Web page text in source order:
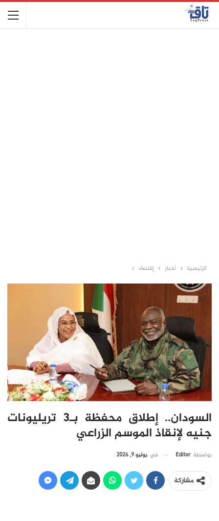
الرئيسية أخبار إقتصاد
السودان.. إطلاق محفظة بـ3 تريليونات
جنيه لإنقاذ الموسم الزراعي
بواسطة Editor في يوليو 9, 2026
مشاركة